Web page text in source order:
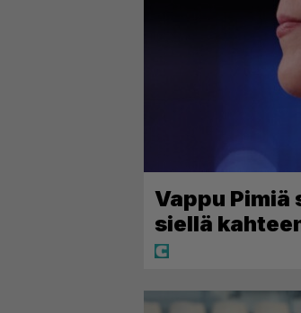
Vappu Pimiä
siellä